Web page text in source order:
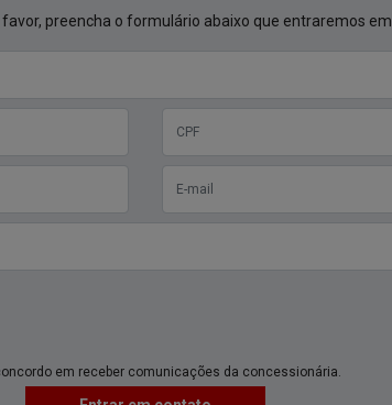
preencha o formulário abaixo que entraremos
em receber comunicações da concessionária.